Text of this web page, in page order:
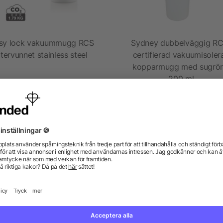
lock vakuummugg RCS
stainless steel
från 77,89 kr
Sydney dubbelväggig
certifierad
kopparmugg med
200 ml
Vi har svaren.